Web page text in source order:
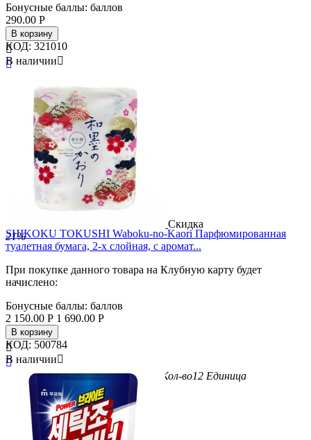
Бонусные баллы: баллов
290.00 Р
В корзину


КОД: 321010
В наличии
Скидка
21%
SHIKOKU TOKUSHI Waboku-no-Kaori Парфюмированная
туалетная бумага, 2-х слойная, с аромат...
При покупке данного товара на Клубную карту будет
начислено:
Бонусные баллы: баллов
2 150.00 Р 1 690.00 Р
В корзину


БрендShikoku Tokushi Вес/Объем/Кол-во12 Единица
измерения
рулонов
КОД: 500784
В наличии